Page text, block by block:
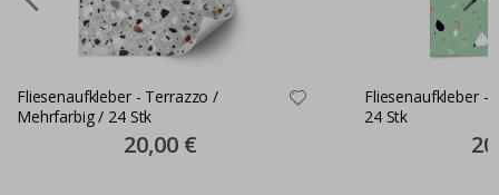
Fliesenaufkleber - Terrazzo /
Mehrfarbig / 24 Stk
Special
Price
20,00 €
Fliesenaufkleber -
24 Stk